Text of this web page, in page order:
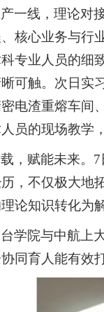
一线，理论对
核心业务与行
专业人员的细
可触。次日实
电渣重熔车间
员的现场教学
，赋能未来。
，不仅极大地
论知识转化为
学院与中航上
同育人能有效